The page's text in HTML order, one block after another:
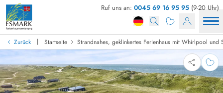
Ruf uns an: 0045 69 16 95 95 (9-20 Uhr)
Zurück | Startseite Strandnahes, geklinkertes Ferienhaus mit Whirlpool und